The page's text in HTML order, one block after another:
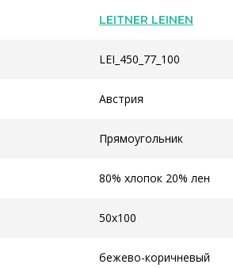
LEITNER LEINEN
LEI_450_77_100
Австрия
Прямоугольник
80% хлопок 20% лен
50x100
бежево-коричневый